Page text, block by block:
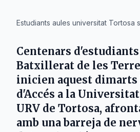
Estudiants aules universitat Tortosa
Centenars
Batxillerat de les
inicien aquest dimarts
d'Accés a la Universitat
URV de Tortosa,
amb una barreja de